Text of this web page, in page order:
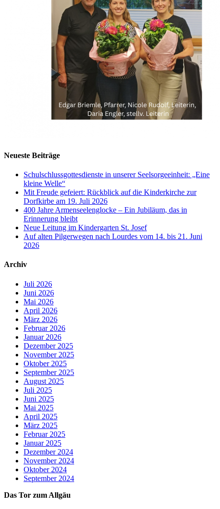
Neueste Beiträge
Schulschlussgottesdienste in unserer Seelsorgeeinheit: „Eine
kleine Welle“
Mit Freude gefeiert: Rückblick auf die Kinderkirche zur
Dorfkirbe am 19. Juli 2026
400 Jahre Armenseelenglocke – Ein Jubiläum, das in
Erinnerung bleibt
Neue Leitung im Kindergarten St. Josef
Auf alten Pilgerwegen nach Lourdes vom 14. bis 21. Juni
2026
Archiv
Juli 2026
Juni 2026
Mai 2026
April 2026
März 2026
Februar 2026
Januar 2026
Dezember 2025
November 2025
Oktober 2025
September 2025
August 2025
Juli 2025
Juni 2025
Mai 2025
April 2025
März 2025
Februar 2025
Januar 2025
Dezember 2024
November 2024
Oktober 2024
September 2024
Das Tor zum Allgäu